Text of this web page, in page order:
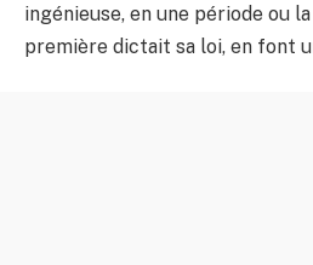
ingénieuse, en une période ou
première dictait sa loi, en font